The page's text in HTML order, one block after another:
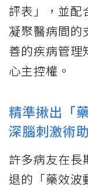
評表」，並配
凝聚醫病間的
善的疾病管理
心主控權。
精準揪出「
深腦刺激術
許多病友在長
退的「藥效波